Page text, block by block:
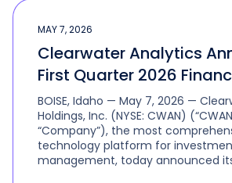
MAY 7, 2026
Clearwater Analytics
First Quarter 2026
BOISE, Idaho — May 7, 2026 —
Holdings, Inc. (NYSE: CWAN)
“Company”), the most
technology platform for
management, today announced